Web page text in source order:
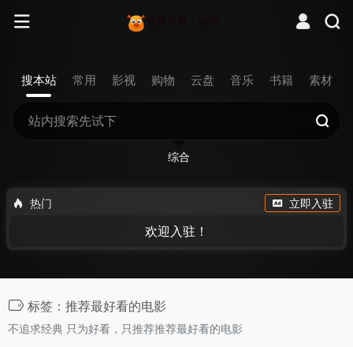
搜本站 常用 影视 购物 云盘 音乐 书籍 素材
综合
热门 立即入驻
欢迎入驻！
标签：推荐最好看的电影
不追求经典 只为好看，只推荐推荐最好看的电影